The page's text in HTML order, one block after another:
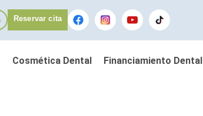
Reservar cita
Cosmética Dental
Financiamiento Dental